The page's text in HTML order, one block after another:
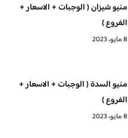
منيو شيزان ( الوجبات + الاسعار +
الفروع )
8 مايو، 2023
منيو السدة ( الوجبات + الاسعار +
الفروع )
8 مايو، 2023